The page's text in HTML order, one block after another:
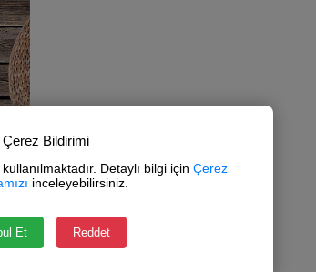
Çerez Bildirimi
Detaylı bilgi için Çerez
inceleyebilirsiniz.
Et Reddet